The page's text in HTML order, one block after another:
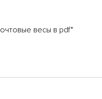
весы в pdf*